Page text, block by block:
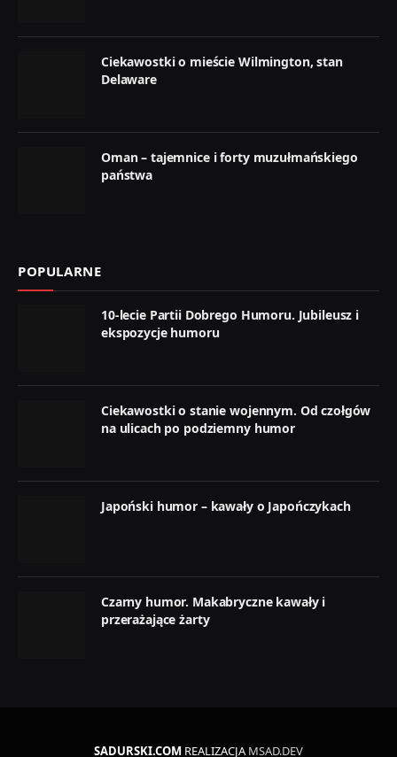
Ciekawostki o mieście Wilmington, stan
Delaware
Oman – tajemnice i forty muzułmańskiego
państwa
POPULARNE
10-lecie Partii Dobrego Humoru. Jubileusz i
ekspozycje humoru
Ciekawostki o stanie wojennym. Od czołgów
na ulicach po podziemny humor
Japoński humor – kawały o Japończykach
Czarny humor. Makabryczne kawały i
przerażające żarty
SADURSKI.COM REALIZACJAMSAD.DEV